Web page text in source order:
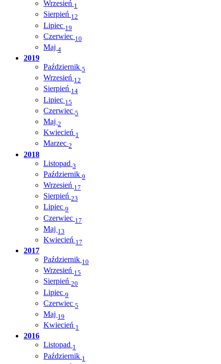
Wrzesień 1
Sierpień 12
Lipiec 19
Czerwiec 10
Maj 4
2019
Październik 5
Wrzesień 12
Sierpień 14
Lipiec 15
Czerwiec 5
Maj 2
Kwiecień 1
Marzec 2
2018
Listopad 3
Październik 9
Wrzesień 17
Sierpień 23
Lipiec 9
Czerwiec 17
Maj 13
Kwiecień 17
2017
Październik 10
Wrzesień 15
Sierpień 20
Lipiec 9
Czerwiec 5
Maj 19
Kwiecień 1
2016
Listopad 1
Październik 1